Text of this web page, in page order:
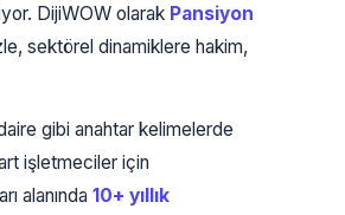
DijiWOW olarak Pansiyon
sektörel dinamiklere hakim,
gibi anahtar kelimelerde
işletmeciler için
alanında 10+ yıllık